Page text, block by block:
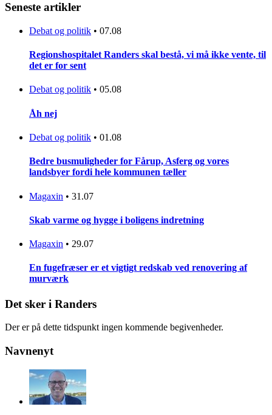
Seneste artikler
Debat og politik • 07.08
Regionshospitalet Randers skal bestå, vi må ikke vente, til
det er for sent
Debat og politik • 05.08
Åh nej
Debat og politik • 01.08
Bedre busmuligheder for Fårup, Asferg og vores
landsbyer fordi hele kommunen tæller
Magaxin • 31.07
Skab varme og hygge i boligens indretning
Magaxin • 29.07
En fugefræser er et vigtigt redskab ved renovering af
murværk
Det sker i Randers
Der er på dette tidspunkt ingen kommende begivenheder.
Navnenyt